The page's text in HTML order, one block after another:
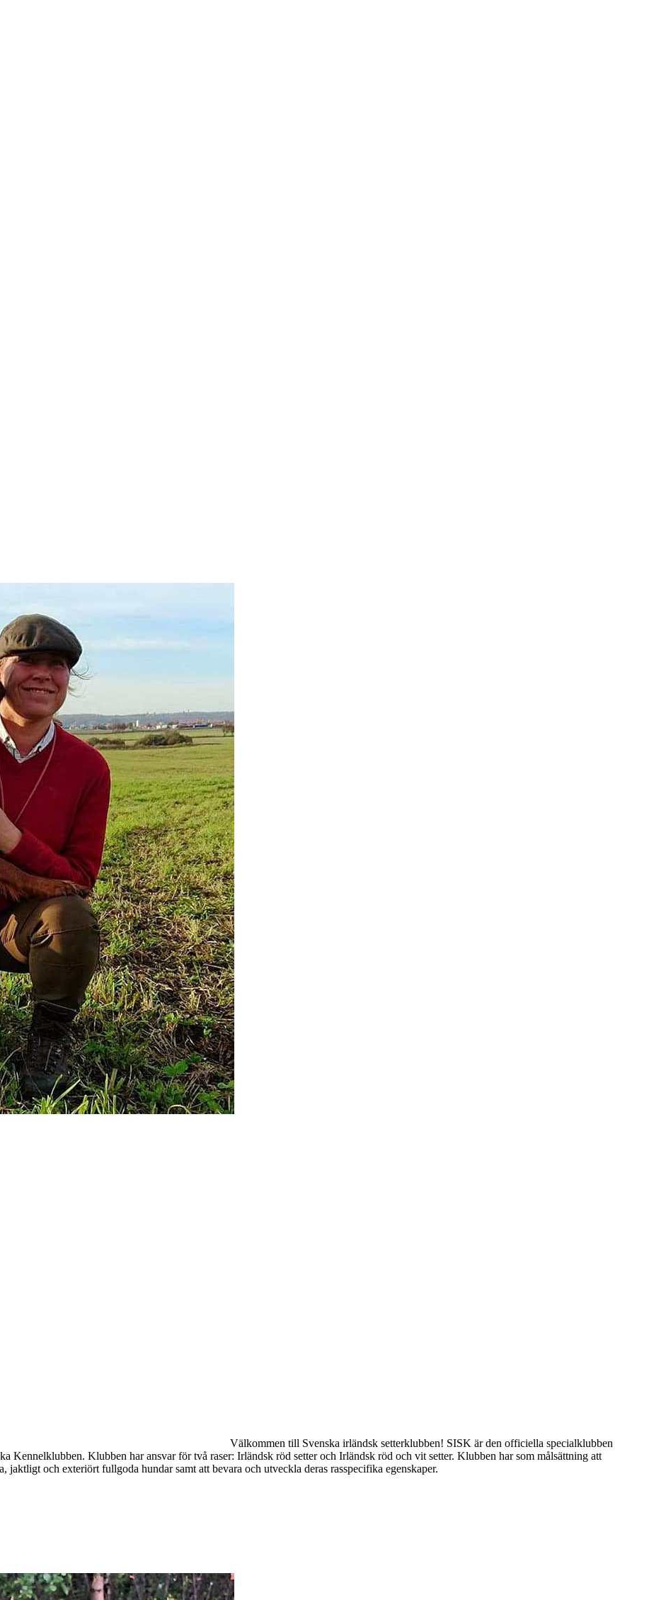
Välkommen till Svenska irländsk setterklubben! SISK är den officiella specialklubben
Kennelklubben. Klubben har ansvar för två raser: Irländsk röd setter och Irländsk röd och vit setter. Klubben har som målsättning att
jaktligt och exteriört fullgoda hundar samt att bevara och utveckla deras rasspecifika egenskaper.